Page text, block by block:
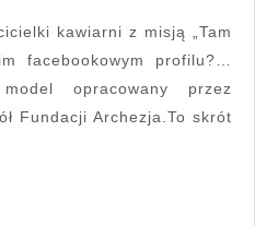
facebookowym profilu?…
opracowany przez
Fundacji Archezja.To skrót